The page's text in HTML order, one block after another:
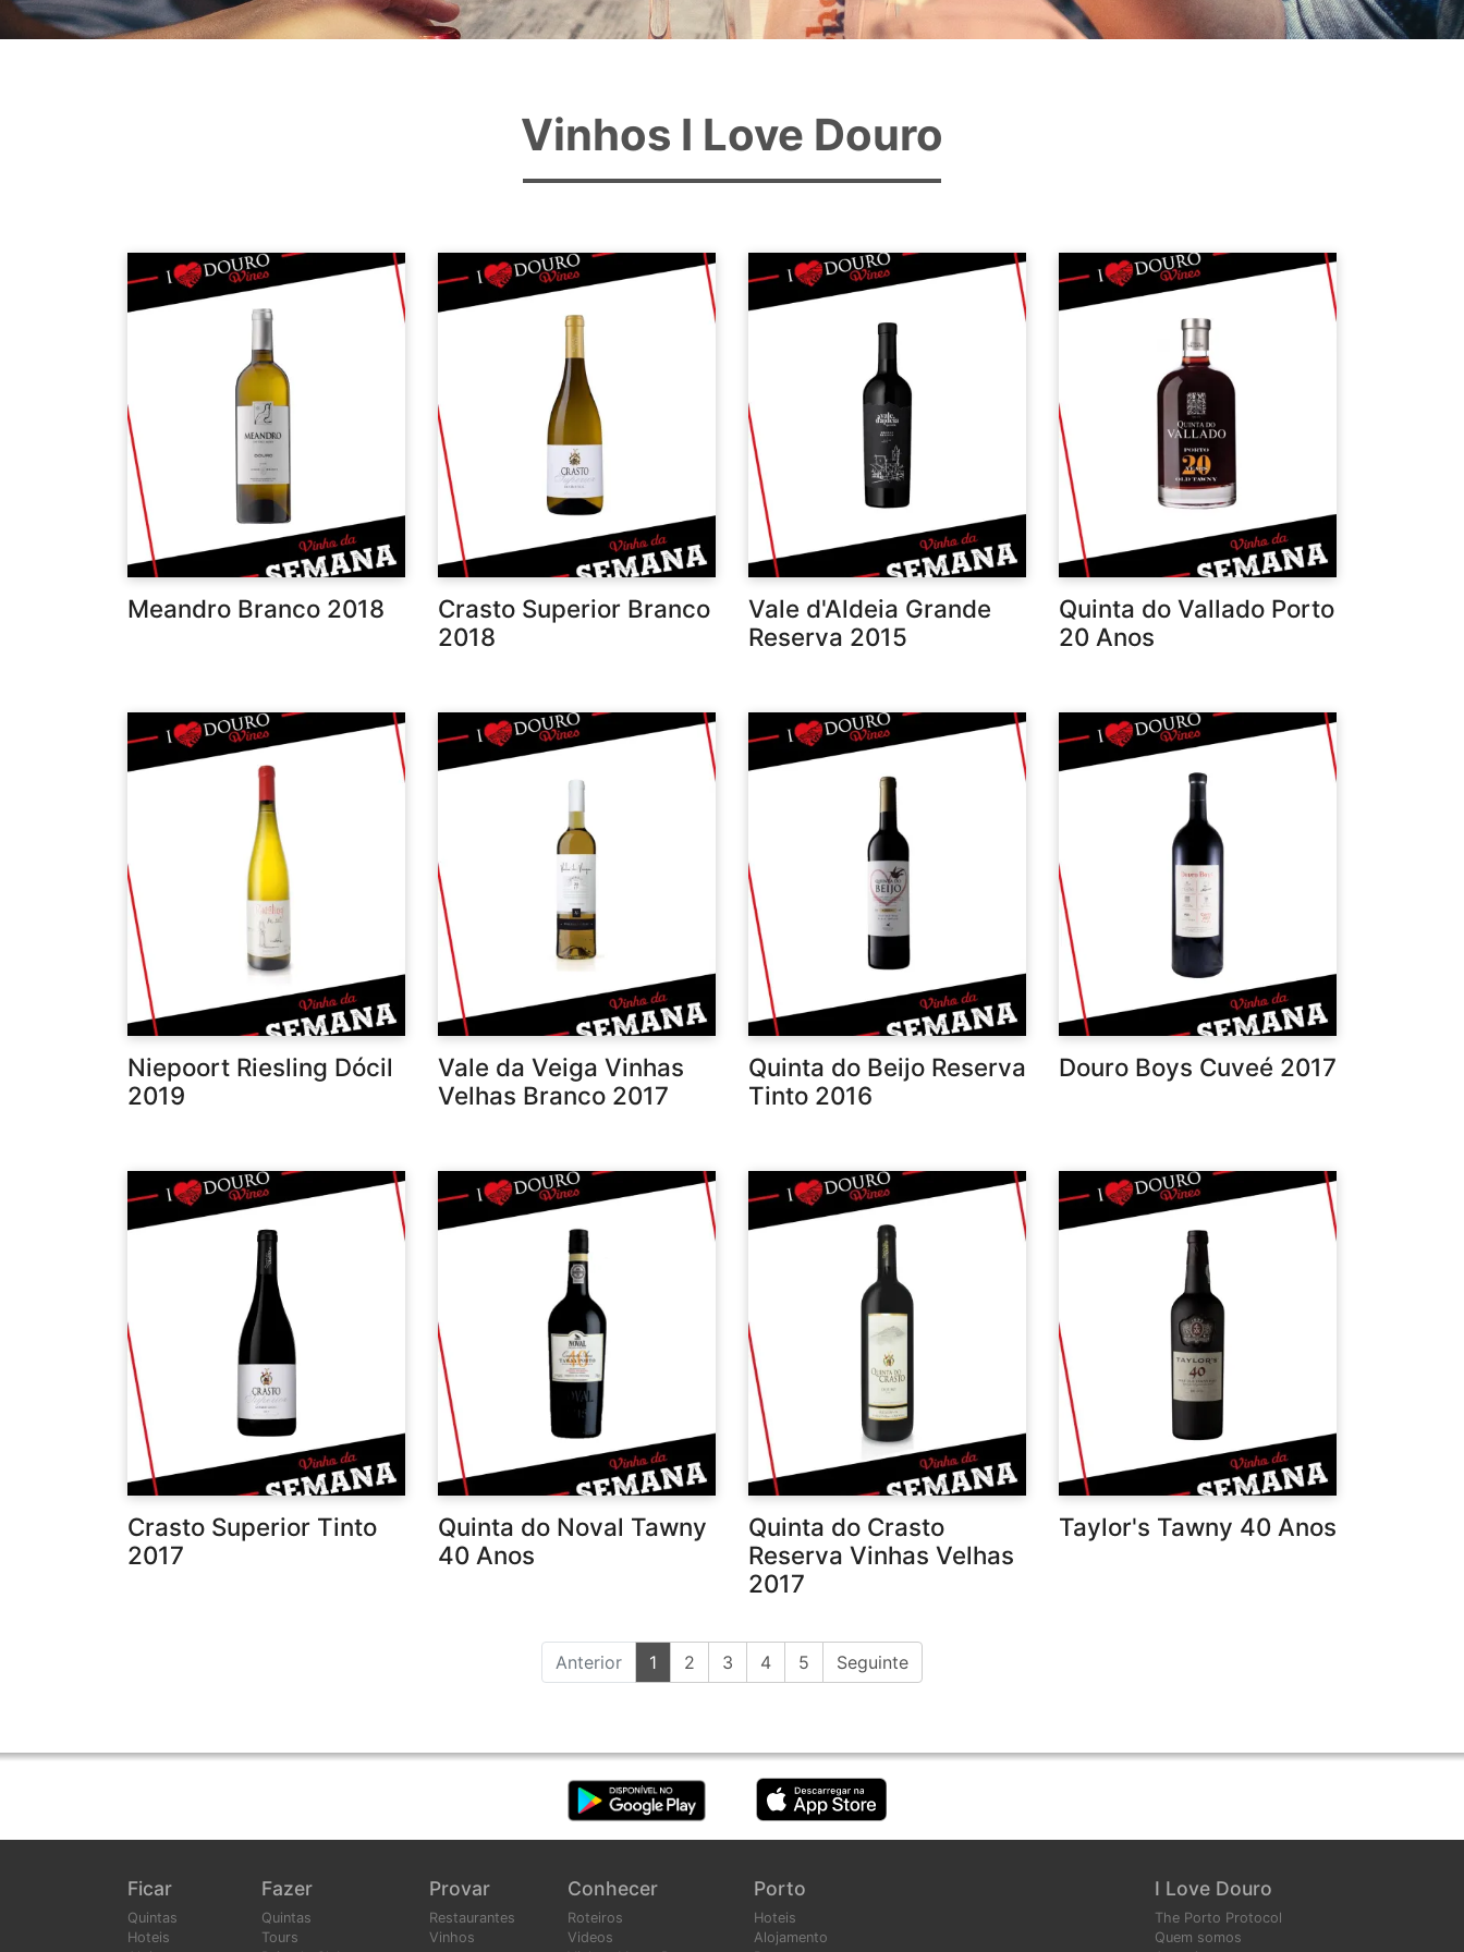
Vinhos I Love Douro
Meandro Branco 2018
Crasto Superior Branco
2018
Vale d'Aldeia Grande
Reserva 2015
Quinta do Vallado Porto
20 Anos
Niepoort Riesling Dócil
2019
Vale da Veiga Vinhas
Velhas Branco 2017
Quinta do Beijo Reserva
Tinto 2016
Douro Boys Cuveé 2017
Crasto Superior Tinto
2017
Quinta do Noval Tawny
40 Anos
Quinta do Crasto
Reserva Vinhas Velhas
2017
Taylor's Tawny 40 Anos
Anterior 1 (current)
2 3 4 5 Seguinte
I Love Douro
The Porto Protocol
Quem somos
Ficar
Quintas
Hoteis
Fazer
Quintas
Tours
Provar
Restaurantes
Vinhos
Conhecer
Roteiros
Videos
Porto
Hoteis
Alojamento